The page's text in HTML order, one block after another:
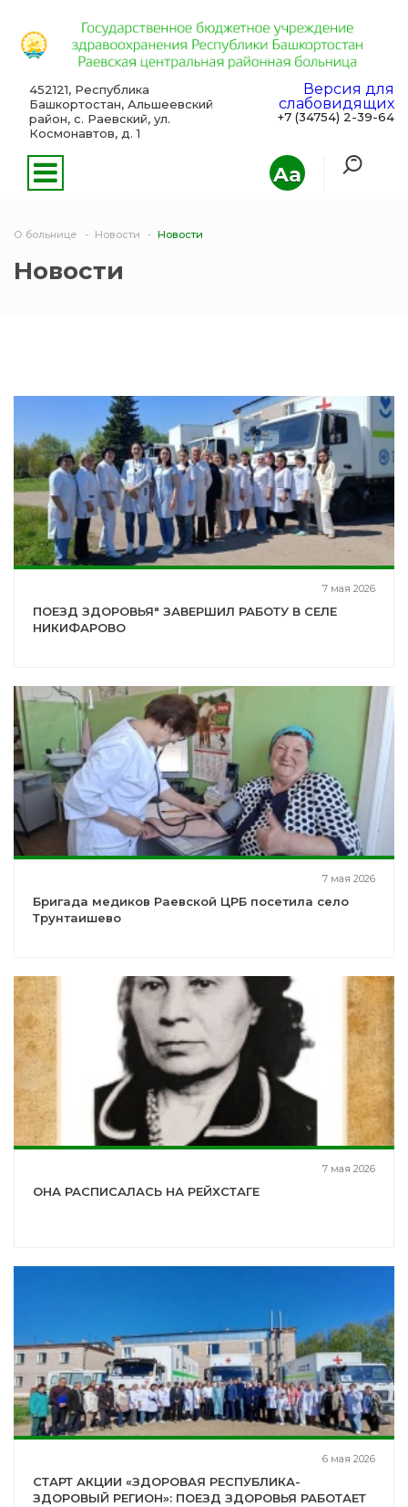
Aa
452121, Республика
Башкортостан, Альшеевский
район, с. Раевский, ул.
Космонавтов, д. 1
Версия для
слабовидящих
+7 (34754) 2-39-64
О больнице Новости Новости
Новости
7 мая 2026
ПОЕЗД ЗДОРОВЬЯ" ЗАВЕРШИЛ РАБОТУ В СЕЛЕ
НИКИФАРОВО
7 мая 2026
Бригада медиков Раевской ЦРБ посетила село
Трунтаишево
7 мая 2026
ОНА РАСПИСАЛАСЬ НА РЕЙХСТАГЕ
6 мая 2026
СТАРТ АКЦИИ «ЗДОРОВАЯ РЕСПУБЛИКА-
ЗДОРОВЫЙ РЕГИОН»: ПОЕЗД ЗДОРОВЬЯ РАБОТАЕТ